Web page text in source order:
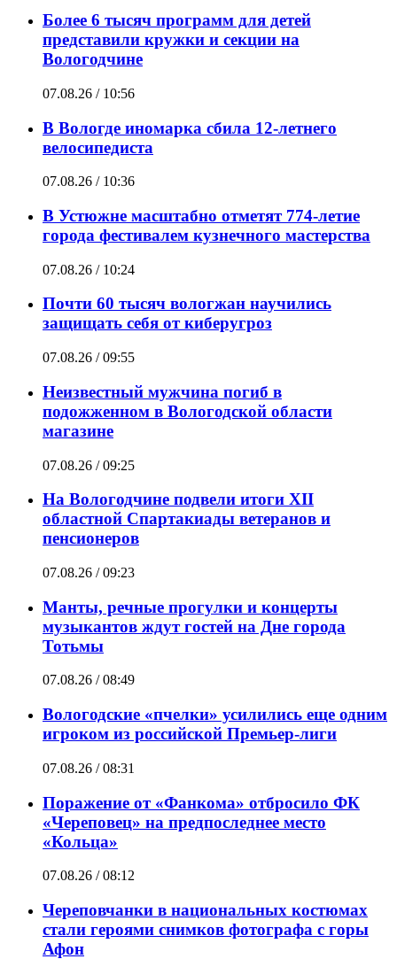
Более 6 тысяч программ для детей
представили кружки и секции на
Вологодчине
07.08.26 / 10:56
В Вологде иномарка сбила 12-летнего
велосипедиста
07.08.26 / 10:36
В Устюжне масштабно отметят 774-летие
города фестивалем кузнечного мастерства
07.08.26 / 10:24
Почти 60 тысяч вологжан научились
защищать себя от киберугроз
07.08.26 / 09:55
Неизвестный мужчина погиб в
подожженном в Вологодской области
магазине
07.08.26 / 09:25
На Вологодчине подвели итоги XII
областной Спартакиады ветеранов и
пенсионеров
07.08.26 / 09:23
Манты, речные прогулки и концерты
музыкантов ждут гостей на Дне города
Тотьмы
07.08.26 / 08:49
Вологодские «пчелки» усилились еще одним
игроком из российской Премьер-лиги
07.08.26 / 08:31
Поражение от «Фанкома» отбросило ФК
«Череповец» на предпоследнее место
«Кольца»
07.08.26 / 08:12
Череповчанки в национальных костюмах
стали героями снимков фотографа с горы
Афон